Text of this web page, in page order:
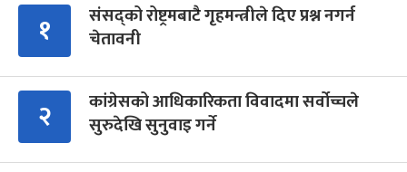
१
संसद्को रोष्ट्रमबाटै गृहमन्त्रीले दिए प्रश्न नगर्न
चेतावनी
२
कांग्रेसको आधिकारिकता विवादमा सर्वोच्चले
सुरुदेखि सुनुवाइ गर्ने